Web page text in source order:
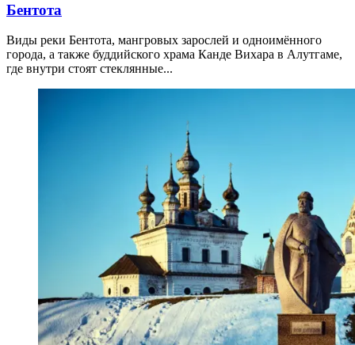
Бентота
Виды реки Бентота, мангровых зарослей и одноимённого
города, а также буддийского храма Канде Вихара в Алутгаме,
где внутри стоят стеклянные...